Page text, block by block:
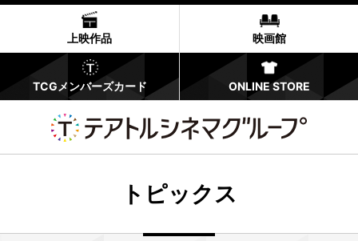
上映作品 映画館
TCGメンバーズカード ONLINE STORE
トピックス